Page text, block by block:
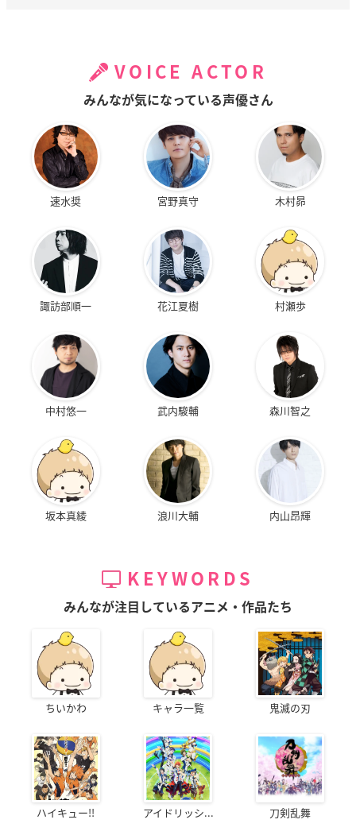
VOICE ACTOR
みんなが気になっている声優さん
速水奨 宮野真守 木村昴
諏訪部順一 花江夏樹 村瀬歩
中村悠一 武内駿輔 森川智之
坂本真綾 浪川大輔 内山昂輝
KEYWORDS
みんなが注目しているアニメ・作品たち
ちいかわ キャラ一覧 鬼滅の刃
ハイキュー!! アイドリッシ... 刀剣乱舞